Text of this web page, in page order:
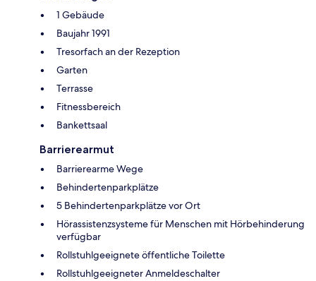
1 Gebäude
Baujahr 1991
Tresorfach an der Rezeption
Garten
Terrasse
Fitnessbereich
Bankettsaal
Barrierearmut
Barrierearme Wege
Behindertenparkplätze
5 Behindertenparkplätze vor Ort
Hörassistenzsysteme für Menschen mit Hörbehinderung
verfügbar
Rollstuhlgeeignete öffentliche Toilette
Rollstuhlgeeigneter Anmeldeschalter